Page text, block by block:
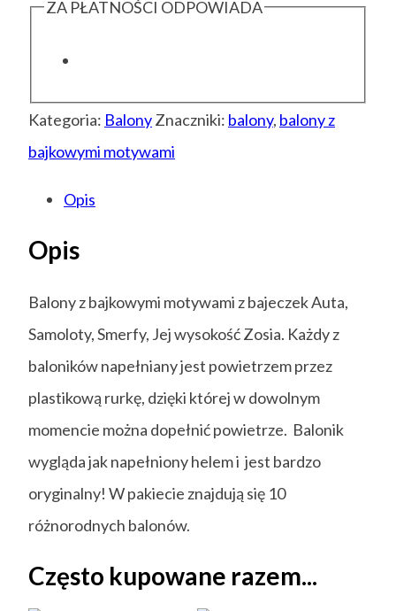
ZA PŁATNOŚCI ODPOWIADA
Kategoria: BalonyZnaczniki: balony, balony z
bajkowymi motywami
Opis
Opis
Balony z bajkowymi motywami z bajeczek Auta,
Samoloty, Smerfy, Jej wysokość Zosia. Każdy z
baloników napełniany jest powietrzem przez
plastikową rurkę, dzięki której w dowolnym
momencie można dopełnić powietrze. Balonik
wygląda jak napełniony helem i jest bardzo
oryginalny! W pakiecie znajdują się 10
różnorodnych balonów.
Często kupowane razem...